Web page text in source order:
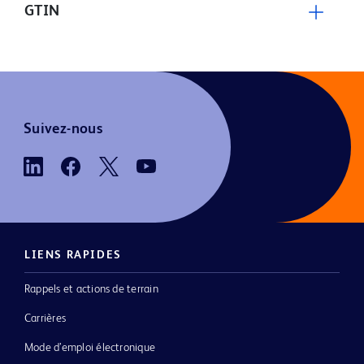
GTIN
Suivez-nous
LIENS RAPIDES
Rappels et actions de terrain
Carrières
Mode d’emploi électronique